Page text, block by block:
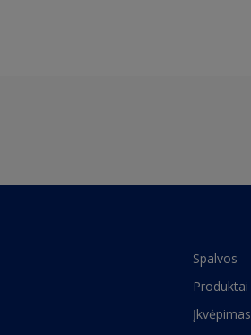
Spalvos
Produktai
Įkvėpimas